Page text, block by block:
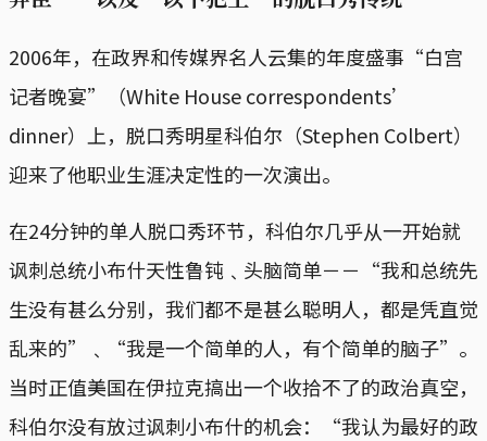
2006年，在政界和传媒界名人云集的年度盛事“白宫
记者晚宴”（White House correspondents’
dinner）上，脱口秀明星科伯尔（Stephen Colbert）
迎来了他职业生涯决定性的一次演出。
在24分钟的单人脱口秀环节，科伯尔几乎从一开始就
讽刺总统小布什天性鲁钝﹑头脑简单－－“我和总统先
生没有甚么分别，我们都不是甚么聪明人，都是凭直觉
乱来的”﹑“我是一个简单的人，有个简单的脑子”。
当时正值美国在伊拉克搞出一个收拾不了的政治真空，
科伯尔没有放过讽刺小布什的机会：“我认为最好的政